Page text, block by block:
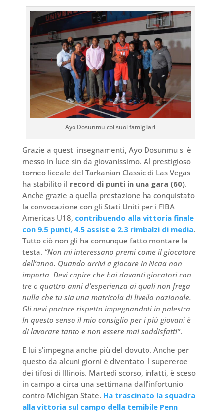
Ayo Dosunmu coi suoi famigliari
Grazie a questi insegnamenti, Ayo Dosunmu si è
messo in luce sin da giovanissimo. Al prestigioso
torneo liceale del Tarkanian Classic di Las Vegas
ha stabilito il record di punti in una gara (60).
Anche grazie a quella prestazione ha conquistato
la convocazione con gli Stati Uniti per i FIBA
Americas U18, contribuendo alla vittoria finale
con 9.5 punti, 4.5 assist e 2.3 rimbalzi di media.
Tutto ciò non gli ha comunque fatto montare la
testa. “Non mi interessano premi come il giocatore
dell’anno. Quando arrivi a giocare in Ncaa non
importa. Devi capire che hai davanti giocatori con
tre o quattro anni d’esperienza ai quali non frega
nulla che tu sia una matricola di livello nazionale.
Gli devi portare rispetto impegnandoti in palestra.
In questo senso il mio consiglio per i più giovani è
di lavorare tanto e non essere mai soddisfatti”.
E lui s’impegna anche più del dovuto. Anche per
questo da alcuni giorni è diventato il supereroe
dei tifosi di Illinois. Martedì scorso, infatti, è sceso
in campo a circa una settimana dall’infortunio
contro Michigan State. Ha trascinato la squadra
alla vittoria sul campo della temibile Penn